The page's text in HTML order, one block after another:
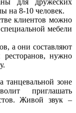
для дружеских
на 8-10 человек.
клиентов можно
мебели
а они составляют
нужно
танцевальной зоне
приглашать
Живой звук –